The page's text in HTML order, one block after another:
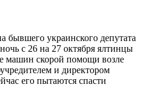
украинского депутата
с 26 на 27 октября ялтинцы
машин скорой помощи возле
и директором
его пытаются спасти